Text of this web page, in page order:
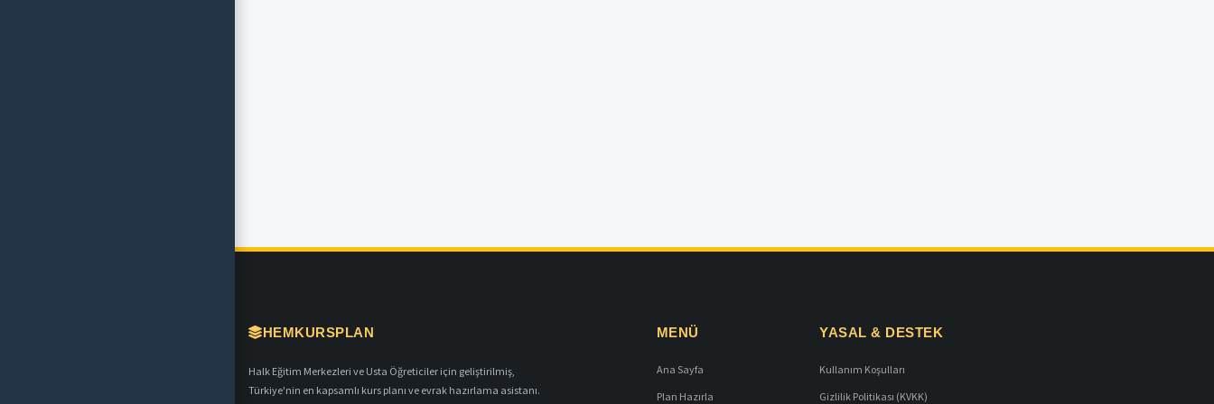
HEMKURSPLAN
Halk Eğitim Merkezleri ve Usta Öğreticiler için geliştirilmiş,
Türkiye'nin en kapsamlı kurs planı ve evrak hazırlama asistanı.
MENÜ
Ana Sayfa
Plan Hazırla
YASAL & DESTEK
Kullanım Koşulları
Gizlilik Politikası (KVKK)